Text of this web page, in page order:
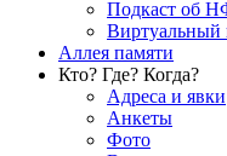
Подкаст об
Виртуальный
Аллея памяти
Кто? Где? Когда?
Адреса и явки
Анкеты
Фото